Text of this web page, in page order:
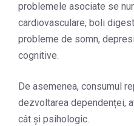
problemele asociate se
cardiovasculare, boli
probleme de somn,
cognitive.
De asemenea, consumul
dezvoltarea dependenței,
cât și psihologic.